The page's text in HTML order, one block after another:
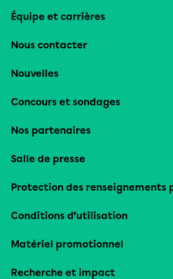
Équipe et carrières
Nous contacter
Nouvelles
Concours et sondages
Nos partenaires
Salle de presse
Protection des renseignements
Conditions d’utilisation
Matériel promotionnel
Recherche et impact